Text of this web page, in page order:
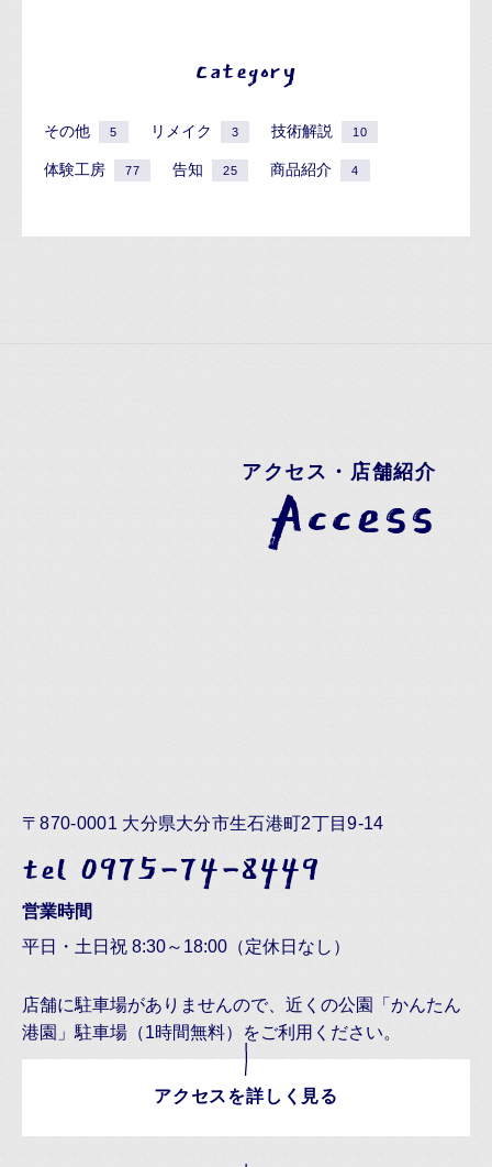
Category
その他 5 リメイク 3 技術解説 10
体験工房 77 告知 25 商品紹介 4
アクセス・店舗紹介
Access
〒870-0001 大分県大分市生石港町2丁目9-14
tel 0975-74-8449
営業時間
平日・土日祝 8:30～18:00（定休日なし）
店舗に駐車場がありませんので、近くの公園「かんたん
港園」駐車場（1時間無料）をご利用ください。
アクセスを詳しく見る